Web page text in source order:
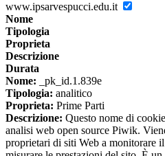
www.ipsarvespucci.edu.it
Nome
Tipologia
Proprieta
Descrizione
Durata
Nome: _pk_id.1.839e
Tipologia: analitico
Proprieta: Prime Parti
Descrizione: Questo nome di
analisi web open source Piwik.
proprietari di siti Web a monitorare